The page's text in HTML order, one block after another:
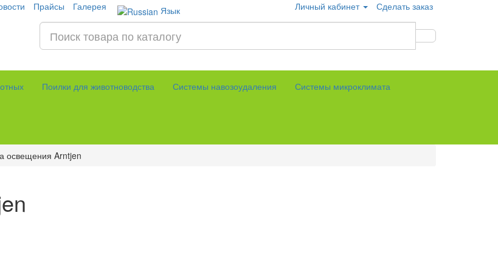
Прайсы Галерея Язык Личный кабинет Сделать заказ
Поилки для животноводства Системы навозоудаления Системы микроклимата
освещения Arntjen